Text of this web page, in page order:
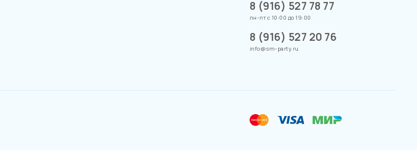
8 (916) 527 78 77
пн-пт с 10:00 до 19:00
8 (916) 527 20 76
info@sm-party.ru